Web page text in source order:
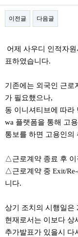
이전글 다음글
어제 사우디 인적자
표하였습니다.
기존에는 외국인 근로
가 필요했으나,
동 이니셔티브에 따라
wa 플랫폼을 통해 고
통보를 하면 고용인의
△근로계약 종료 후 이
△근로계약 중 Exit/
니다.
상기 조치의 시행일은
현재로서는 이보다 상
추가발표가 있을시 다